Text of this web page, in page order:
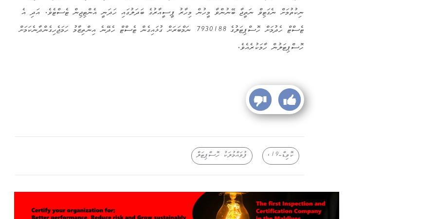
ނިކުތުމަށް ނެގަޓިވް ނަތީޖާ ބޭނުންވާ މީހުން މިހާރު ޕީސީއާރުގެ ބަދަލުގައި ހަދަނީ އެންޓިޖިން ޓެސްޓެވެ. އަދި އެ
ޓެސްޓް ހެދުމަށް ހޮސްޕިޓަލުގެ 7930188 ނަމްބަރަށް ގުޅައިގެން ޓެސްޓް ހެދޭނެ އިންތިޒާމު ހަމަޖެހިގެންދާނެކަމަށް
ހޮސްޕިޓަލުން ހާމަކުރެއެވެ.
ކޮވިޑް-19، ފުވައްމުލަކު ހޮސްޕިޓަލް